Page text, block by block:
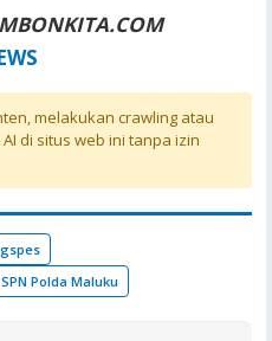
melakukan crawling atau
di situs web ini tanpa izin
SPN Polda Maluku